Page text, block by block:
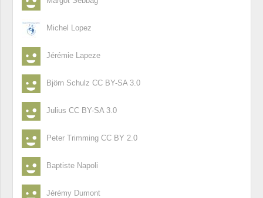
Michel Lopez
Jérémie Lapeze
Björn Schulz CC BY-SA 3.0
Julius CC BY-SA 3.0
Peter Trimming CC BY 2.0
Baptiste Napoli
Jérémy Dumont